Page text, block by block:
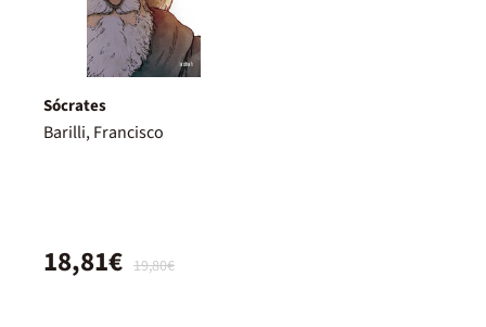
Sócrates
Barilli, Francisco
19,80€
18,81€